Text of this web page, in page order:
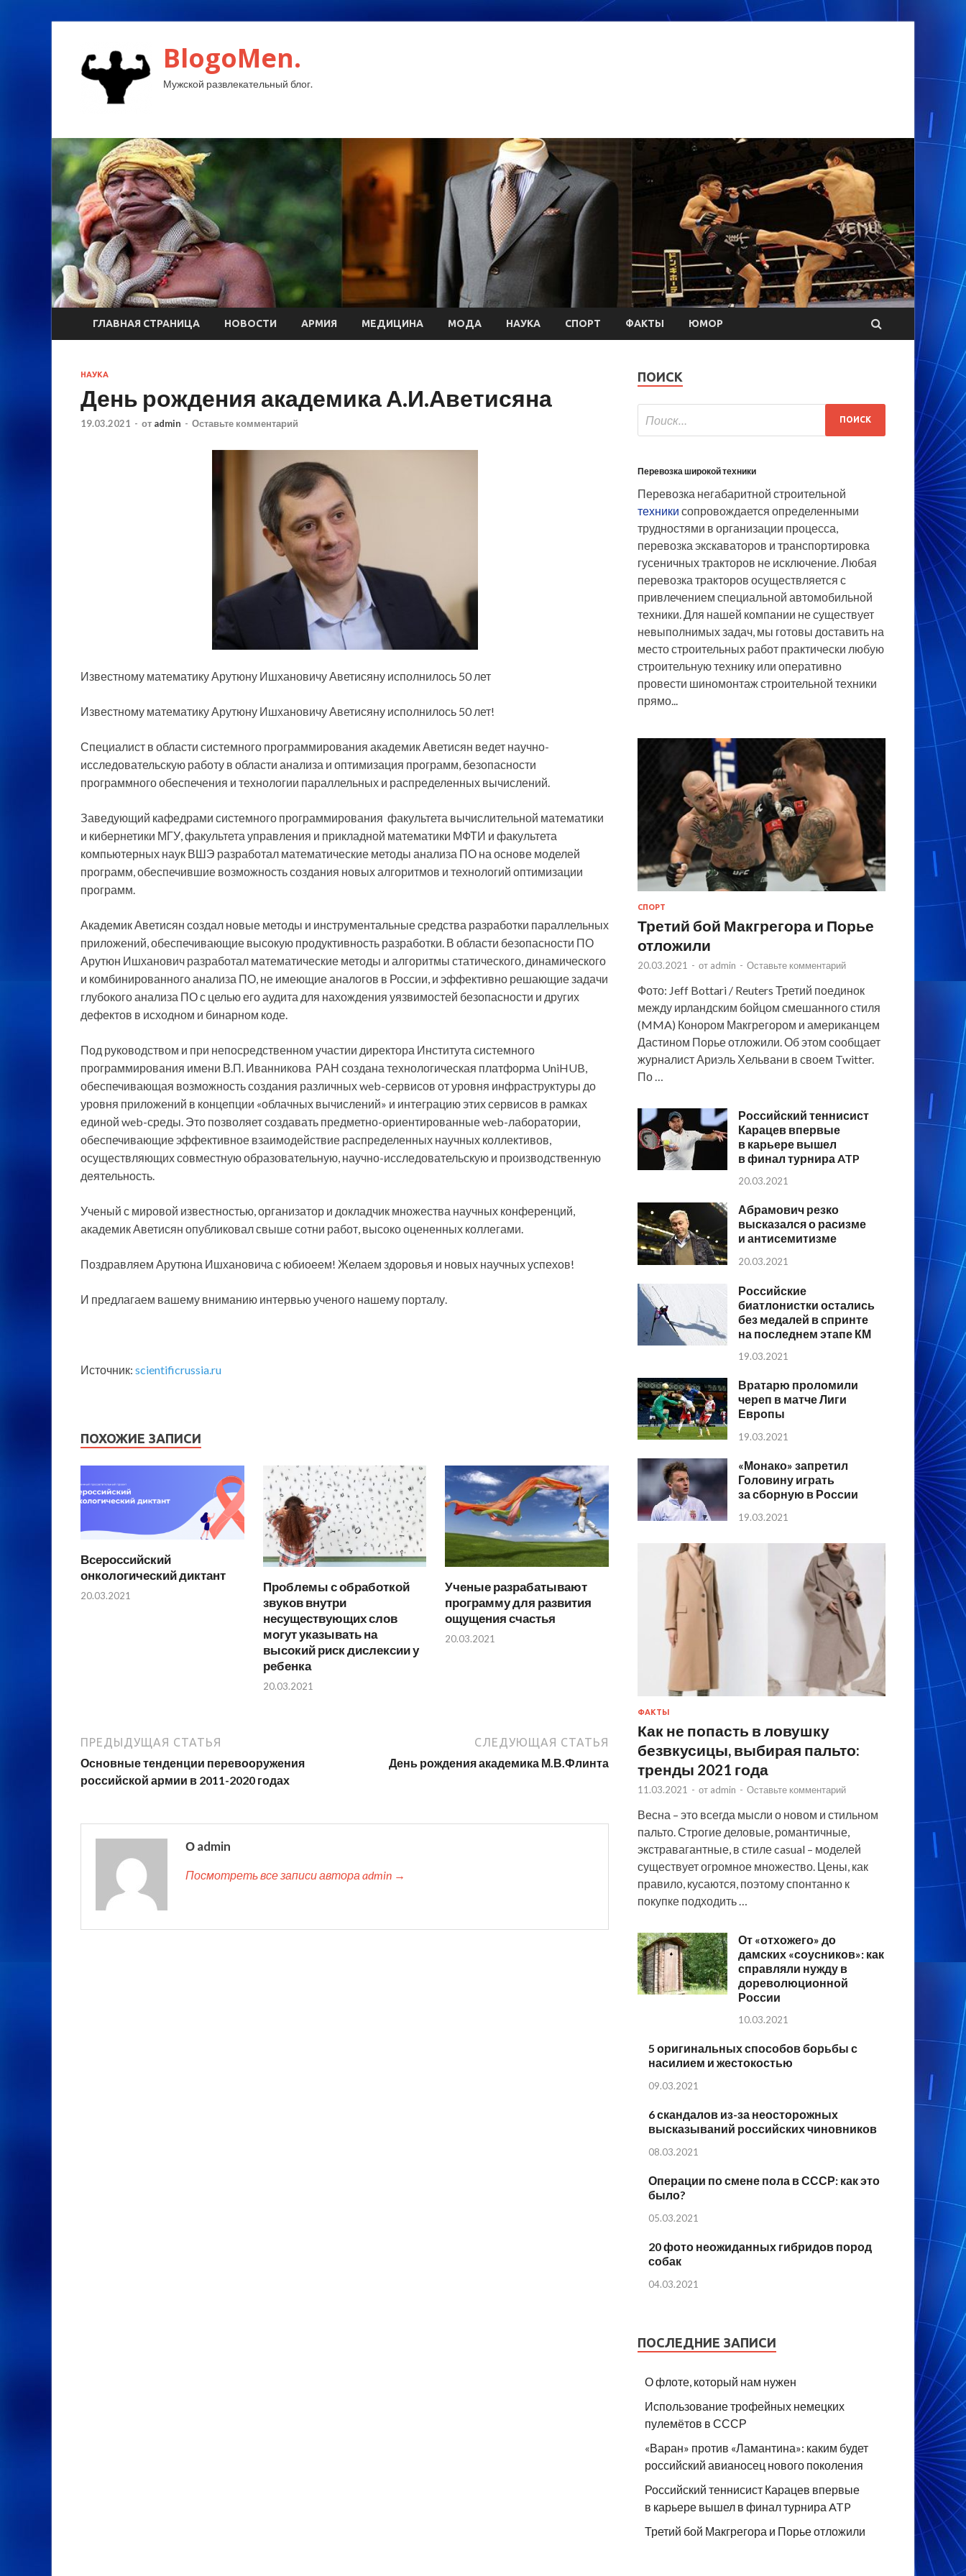
BlogoMen.
Мужской развлекательный блог.
ГЛАВНАЯ СТРАНИЦА НОВОСТИ АРМИЯ МЕДИЦИНА МОДА НАУКА СПОРТ ФАКТЫ ЮМОР
НАУКА
День рождения академика А.И.Аветисяна
19.03.2021 - от admin - Оставьте комментарий
Известному математику Арутюну Ишхановичу Аветисяну исполнилось 50 лет
Известному математику Арутюну Ишхановичу Аветисяну исполнилось 50 лет!
Специалист в области системного программирования академик Аветисян ведет научно-
исследовательскую работу в области анализа и оптимизация программ, безопасности
программного обеспечения и технологии параллельных и распределенных вычислений.
Заведующий кафедрами системного программирования факультета вычислительной математики
и кибернетики МГУ, факультета управления и прикладной математики МФТИ и факультета
компьютерных наук ВШЭ разработал математические методы анализа ПО на основе моделей
программ, обеспечившие возможность создания новых алгоритмов и технологий оптимизации
программ.
Академик Аветисян создал новые методы и инструментальные средства разработки параллельных
приложений, обеспечивающие высокую продуктивность разработки. В области безопасности ПО
Арутюн Ишханович разработал математические методы и алгоритмы статического, динамического
и комбинированного анализа ПО, не имеющие аналогов в России, и эффективно решающие задачи
глубокого анализа ПО с целью его аудита для нахождения уязвимостей безопасности и других
дефектов в исходном и бинарном коде.
Под руководством и при непосредственном участии директора Института системного
программирования имени В.П. Иванникова РАН создана технологическая платформа UniHUB,
обеспечивающая возможность создания различных web-сервисов от уровня инфраструктуры до
уровня приложений в концепции «облачных вычислений» и интеграцию этих сервисов в рамках
единой web-среды. Это позволяет создавать предметно-ориентированные web-лаборатории,
обеспечивающие эффективное взаимодействие распределенных научных коллективов,
осуществляющих совместную образовательную, научно-исследовательскую и производственную
деятельность.
Ученый с мировой известностью, организатор и докладчик множества научных конференций,
академик Аветисян опубликовал свыше сотни работ, высоко оцененных коллегами.
Поздравляем Арутюна Ишхановича с юбиоеем! Желаем здоровья и новых научных успехов!
И предлагаем вашему вниманию интервью ученого нашему порталу.
Источник: scientificrussia.ru
ПОХОЖИЕ ЗАПИСИ
Всероссийский
онкологический диктант
20.03.2021
Проблемы с обработкой
звуков внутри
несуществующих слов
могут указывать на
высокий риск дислексии у
ребенка
20.03.2021
Ученые разрабатывают
программу для развития
ощущения счастья
20.03.2021
ПРЕДЫДУЩАЯ СТАТЬЯ
Основные тенденции перевооружения
российской армии в 2011-2020 годах
СЛЕДУЮЩАЯ СТАТЬЯ
День рождения академика М.В.Флинта
О admin
Посмотреть все записи автора admin →
ПОИСК
Перевозка широкой техники
Перевозка негабаритной строительной
техники сопровождается определенными
трудностями в организации процесса,
перевозка экскаваторов и транспортировка
гусеничных тракторов не исключение. Любая
перевозка тракторов осуществляется с
привлечением специальной автомобильной
техники. Для нашей компании не существует
невыполнимых задач, мы готовы доставить на
место строительных работ практически любую
строительную технику или оперативно
провести шиномонтаж строительной техники
прямо...
СПОРТ
Третий бой Макгрегора и Порье
отложили
20.03.2021 - от admin - Оставьте комментарий
Фото: Jeff Bottari / Reuters Третий поединок
между ирландским бойцом смешанного стиля
(MMA) Конором Макгрегором и американцем
Дастином Порье отложили. Об этом сообщает
журналист Ариэль Хельвани в своем Twitter.
По …
Российский теннисист
Карацев впервые
в карьере вышел
в финал турнира ATP
20.03.2021
Абрамович резко
высказался о расизме
и антисемитизме
20.03.2021
Российские
биатлонистки остались
без медалей в спринте
на последнем этапе КМ
19.03.2021
Вратарю проломили
череп в матче Лиги
Европы
19.03.2021
«Монако» запретил
Головину играть
за сборную в России
19.03.2021
ФАКТЫ
Как не попасть в ловушку
безвкусицы, выбирая пальто:
тренды 2021 года
11.03.2021 - от admin - Оставьте комментарий
Весна – это всегда мысли о новом и стильном
пальто. Строгие деловые, романтичные,
экстравагантные, в стиле casual – моделей
существует огромное множество. Цены, как
правило, кусаются, поэтому спонтанно к
покупке подходить …
От «отхожего» до
дамских «соусников»: как
справляли нужду в
дореволюционной
России
10.03.2021
5 оригинальных способов борьбы с
насилием и жестокостью
09.03.2021
6 скандалов из-за неосторожных
высказываний российских чиновников
08.03.2021
Операции по смене пола в СССР: как это
было?
05.03.2021
20 фото неожиданных гибридов пород
собак
04.03.2021
ПОСЛЕДНИЕ ЗАПИСИ
О флоте, который нам нужен
Использование трофейных немецких
пулемётов в СССР
«Варан» против «Ламантина»: каким будет
российский авианосец нового поколения
Российский теннисист Карацев впервые
в карьере вышел в финал турнира ATP
Третий бой Макгрегора и Порье отложили